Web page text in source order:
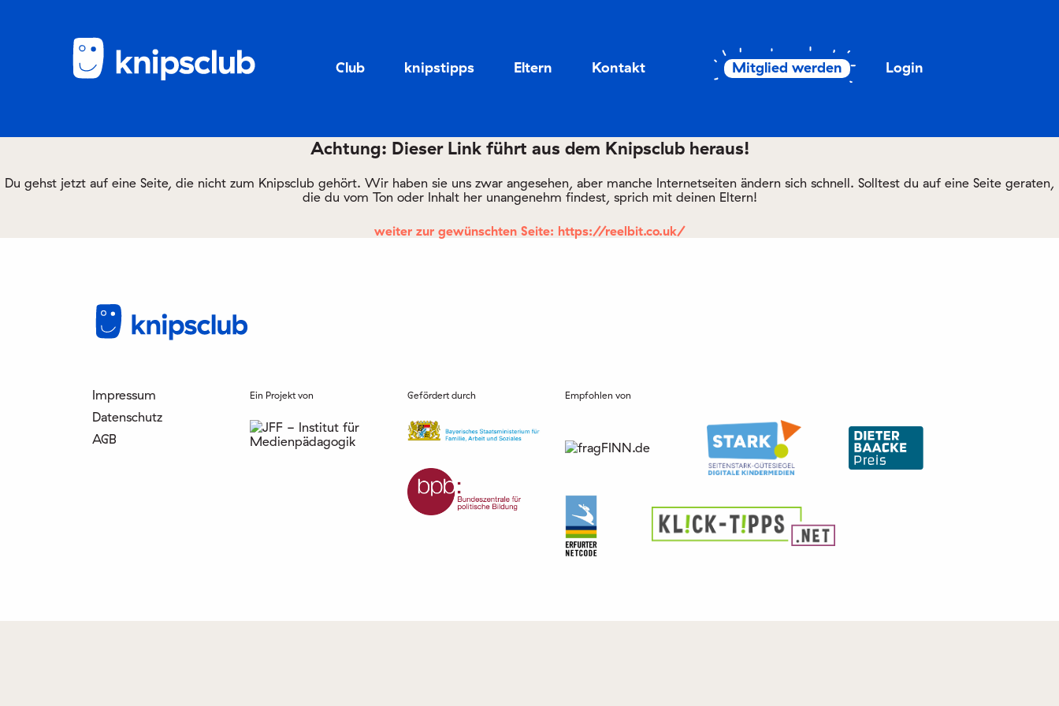
Club knipstipps Eltern Kontakt Mitglied werden Login
Achtung: Dieser Link führt aus dem Knipsclub heraus!
Du gehst jetzt auf eine Seite, die nicht zum Knipsclub gehört. Wir haben sie uns zwar angesehen, aber manche Internetseiten ändern sich schnell. Solltest du auf eine Seite geraten,
die du vom Ton oder Inhalt her unangenehm findest, sprich mit deinen Eltern!
weiter zur gewünschten Seite: https://reelbit.co.uk/
Impressum
Datenschutz
AGB
Ein Projekt von Gefördert durch Empfohlen von